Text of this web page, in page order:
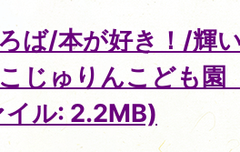
ば/本が好き！/輝
じゅりんこども園
イル: 2.2MB)